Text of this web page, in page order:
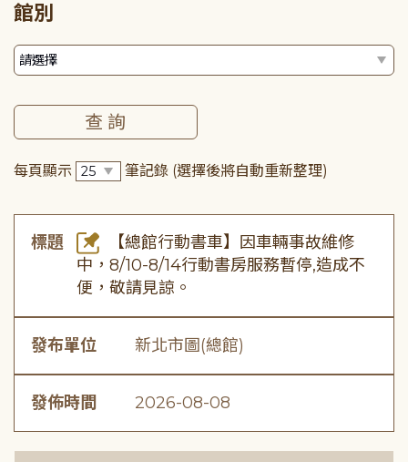
館別
每頁顯示 筆記錄 (選擇後將自動重新整理)
標題
【總館行動書車】因車輛事故維修
中，8/10-8/14行動書房服務暫停,造成不
便，敬請見諒。
發布單位 新北市圖(總館)
發佈時間 2026-08-08